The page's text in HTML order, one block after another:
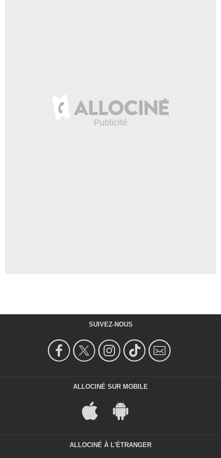
SUIVEZ-NOUS
ALLOCINÉ SUR MOBILE
ALLOCINÉ À L'ÉTRANGER